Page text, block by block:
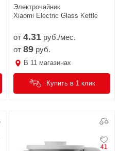
Электрочайник
Xiaomi Electric Glass Kettle
от 4.31 руб./мес.
от 89 руб.
В 11 магазинах
Купить в 1 клик
41